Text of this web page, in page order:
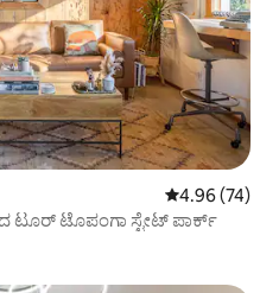
5 ರಲ್ಲಿ 4.96
4.96 (74)
ಟೊಪಂಗಾ ಸ್ಟೇಟ್ ಪಾರ್ಕ್